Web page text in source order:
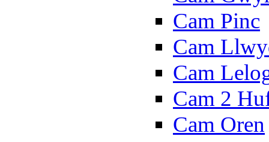
Cam Pinc
Cam
Cam
Cam 2
Cam Oren